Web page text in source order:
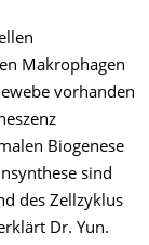
Makrophagen
vorhanden
Biogenese
sind
des Zellzyklus
Dr. Yun.